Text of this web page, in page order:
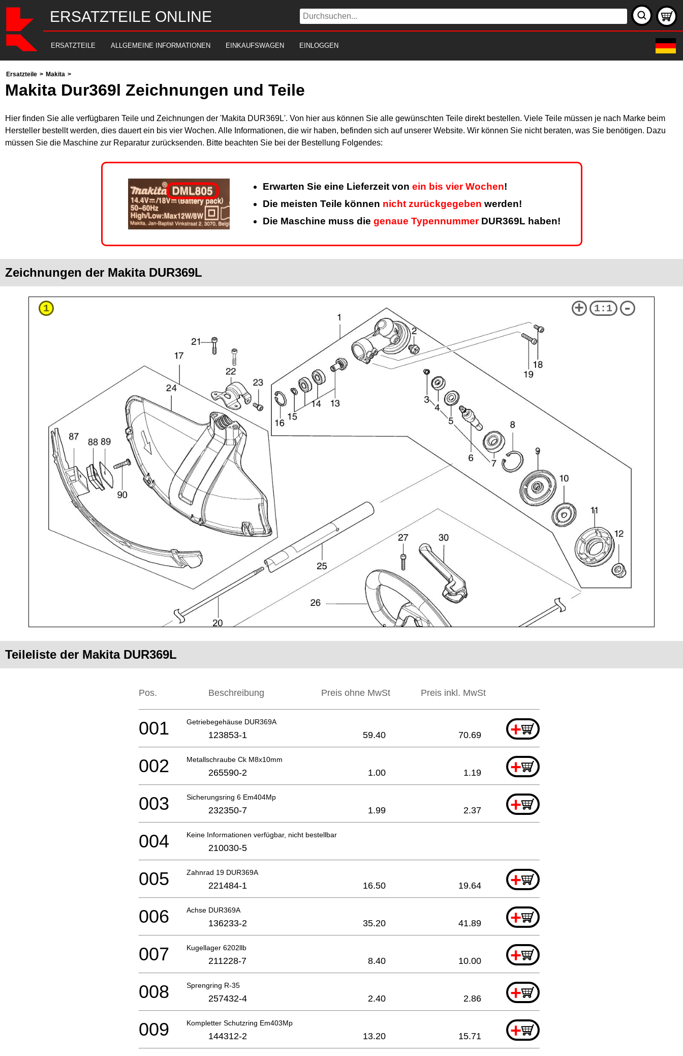
ERSATZTEILE ONLINE
ERSATZTEILE ALLGEMEINE INFORMATIONEN EINKAUFSWAGEN EINLOGGEN
Ersatzteile > Makita >
Makita Dur369l Zeichnungen und Teile
Hier finden Sie alle verfügbaren Teile und Zeichnungen der 'Makita DUR369L'. Von hier aus können Sie alle gewünschten Teile direkt bestellen. Viele Teile müssen je nach Marke beim
Hersteller bestellt werden, dies dauert ein bis vier Wochen. Alle Informationen, die wir haben, befinden sich auf unserer Website. Wir können Sie nicht beraten, was Sie benötigen. Dazu
müssen Sie die Maschine zur Reparatur zurücksenden. Bitte beachten Sie bei der Bestellung Folgendes:
Erwarten Sie eine Lieferzeit von ein bis vier Wochen!
Die meisten Teile können nicht zurückgegeben werden!
Die Maschine muss die genaue TypennummerDUR369L haben!
Zeichnungen der Makita DUR369L
1 + 1:1 -
Teileliste der Makita DUR369L
Pos. Beschreibung Preis ohne MwSt Preis inkl. MwSt
Getriebegehäuse DUR369A +
001 123853-1 59.40 70.69
Metallschraube Ck M8x10mm +
002 265590-2 1.00 1.19
Sicherungsring 6 Em404Mp +
003 232350-7 1.99 2.37
Keine Informationen verfügbar, nicht bestellbar
004 210030-5
Zahnrad 19 DUR369A +
005 221484-1 16.50 19.64
Achse DUR369A +
006 136233-2 35.20 41.89
Kugellager 6202llb +
007 211228-7 8.40 10.00
Sprengring R-35 +
008 257432-4 2.40 2.86
Kompletter Schutzring Em403Mp +
009 144312-2 13.20 15.71